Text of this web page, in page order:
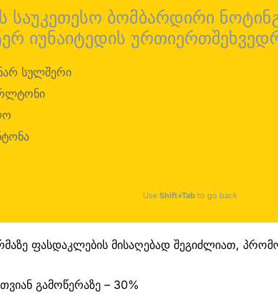
საუკეთესო ბომბარდირი
იუნაიტედის
სულშერი
Use Shift+Tab to go back
ფასდაკლების მისაღებად შეგიძლიათ,
გამოწერაზე – 30%